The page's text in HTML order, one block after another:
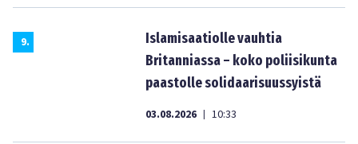
9.
Islamisaatiolle vauhtia
Britanniassa – koko poliisikunta
paastolle solidaarisuussyistä
03.08.2026 | 10:33